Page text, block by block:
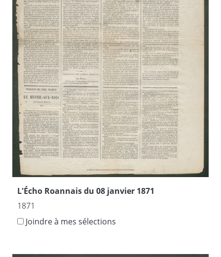
L'Écho Roannais du 08 janvier 1871
1871
Joindre à mes sélections